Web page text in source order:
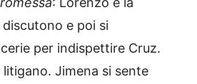
e poi si
per indispettire Cruz.
litigano. Jimena si sente